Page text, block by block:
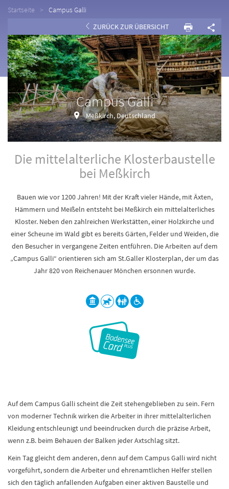
Startseite
Campus Galli
ZURÜCK ZUR ÜBERSICHT
Campus Galli
Meßkirch, Deutschland
Die mittelalterliche Klosterbaustelle
bei Meßkirch
Bauen wie vor 1200 Jahren! Mit der Kraft vieler Hände, mit Äxten,
Hämmern und Meißeln entsteht bei Meßkirch ein mittelalterliches
Kloster. Neben den zahlreichen Werkstätten, einer Holzkirche und
einer Scheune im Wald gibt es bereits Gärten, Felder und Weiden, die
den Besucher in vergangene Zeiten entführen. Die Arbeiten auf dem
„Campus Galli“ orientieren sich am St.Galler Klosterplan, der um das
Jahr 820 von Reichenauer Mönchen ersonnen wurde.
Auf dem Campus Galli scheint die Zeit stehengeblieben zu sein. Fern
von moderner Technik wirken die Arbeiter in ihrer mittelalterlichen
Kleidung entschleunigt und beeindrucken durch die präzise Arbeit,
wenn z.B. beim Behauen der Balken jeder Axtschlag sitzt.
Kein Tag gleicht dem anderen, denn auf dem Campus Galli wird nicht
vorgeführt, sondern die Arbeiter und ehrenamtlichen Helfer stellen
sich den täglich anfallenden Aufgaben einer aktiven Baustelle und